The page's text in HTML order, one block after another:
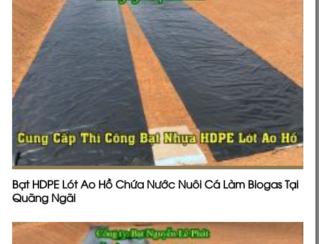
Bạt HDPE Lót Ao Hồ Chứa Nước Nuôi Cá Làm Biogas Tại
Quãng Ngãi